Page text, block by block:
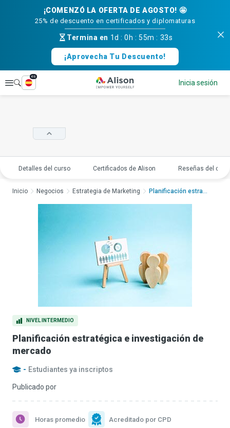
¡COMENZÓ LA OFERTA DE AGOSTO! 🤩
25% de descuento en certificados y diplomaturas
Termina en 1d :0h :55m : 32s
¡Aprovecha Tu Descuento!
Explorar
es
Inicia sesión
Detalles del curso Certificados de Alison Reseñas del
NIVEL INTERMEDIO
Planificación estratégica e investigación de
mercado
- Estudiantes ya inscriptos
Publicado por
Horas promedio Acreditado por CPD
Inicio Negocios Estrategia de Marketing Planificación estrat...